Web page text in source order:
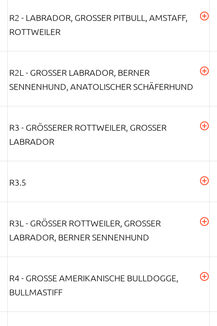
R2 - LABRADOR, GROSSER PITBULL, AMSTAFF, R
OTTWEILER
R2L - GROSSER LABRADOR, BERNER S
ENNENHUND, ANATOLISCHER SCHÄFERHUND
R3 - GRÖSSERER ROTTWEILER, GROSSER LA
BRADOR
R3.5
R3L - GRÖSSER ROTTWEILER, GROSSER LA
BRADOR, BERNER SENNENHUND
R4 - GROSSE AMERIKANISCHE BULLDOGGE, B
ULLMASTIFF